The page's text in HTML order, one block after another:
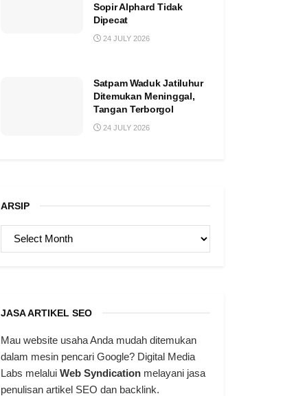
Sopir Alphard Tidak
Dipecat
24 JULY 2026
Satpam Waduk Jatiluhur
Ditemukan Meninggal,
Tangan Terborgol
24 JULY 2026
ARSIP
ARSIP
JASA ARTIKEL SEO
Mau website usaha Anda mudah ditemukan
dalam mesin pencari Google? Digital Media
Labs melalui Web Syndication melayani jasa
penulisan artikel SEO dan backlink.